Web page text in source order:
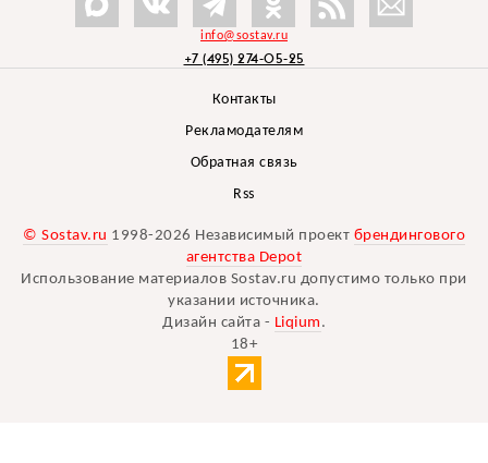
info@sostav.ru
+7 (495) 274-05-25
Контакты
Рекламодателям
Обратная связь
Rss
© Sostav.ru 1998-2026 Независимый проект брендингового
агентства Depot
Использование материалов Sostav.ru допустимо только при
указании источника.
Дизайн сайта - Liqium .
18+